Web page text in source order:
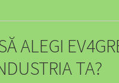
ALEGI
TA?